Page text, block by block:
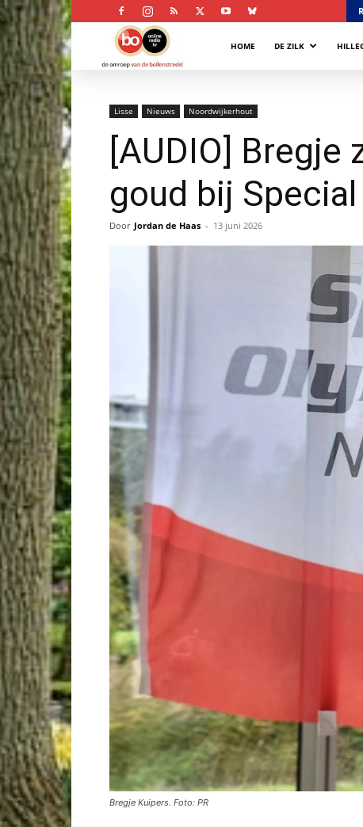
Bollenstreek
HOME DE ZILK
Lisse Nieuws Noordwijkerhout
[AUDIO] Bregje
goud bij
Door Jordan de Haas - 13 juni 2026
Bregje Kuipers. Foto: PR